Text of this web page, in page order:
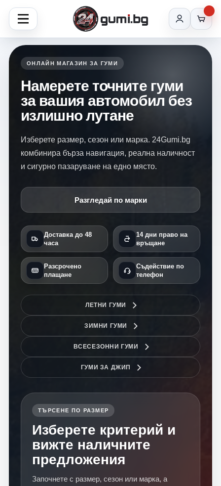
ОНЛАЙН МАГАЗИН ЗА ГУМИ
Намерете точните гуми
за вашия автомобил без
излишно лутане
Изберете размер, сезон или марка. 24Gumi.bg
комбинира бърза навигация, реална наличност
и сигурно пазаруване на едно място.
Разгледай по марки
Доставка до 48
часа
14 дни право на
връщане
Разсрочено
плащане
Съдействие по
телефон
ЛЕТНИ ГУМИ
ЗИМНИ ГУМИ
ВСЕСЕЗОННИ ГУМИ
ГУМИ ЗА ДЖИП
ТЪРСЕНЕ ПО РАЗМЕР
Изберете критерий и
вижте наличните
предложения
Започнете с размер, сезон или марка, а